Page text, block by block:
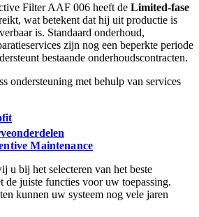
Filter AAF 006 heeft de Limited-fase
wat betekent dat hij uit productie is
is. Standaard onderhoud,
zijn nog een beperkte periode
bestaande onderhoudscontracten.
ondersteuning met behulp van services
Maintenance
u bij het selecteren van het beste
de juiste functies voor uw toepassing.
kunnen uw systeem nog vele jaren